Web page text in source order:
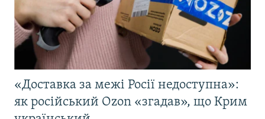
«Доставка за межі Росії недоступна»:
як російський Ozon «згадав», що Крим